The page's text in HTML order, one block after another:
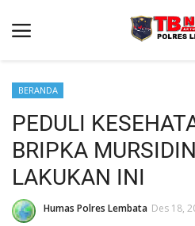
Beranda
Binkam
Terms & Conditions
Giat Ops
BERANDA
PEDULI
BRIPKA
LAKUKAN INI
Humas Polres Lembata Des 18,